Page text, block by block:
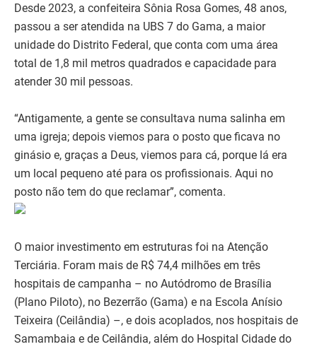
Desde 2023, a confeiteira Sônia Rosa Gomes, 48 anos,
passou a ser atendida na UBS 7 do Gama, a maior
unidade do Distrito Federal, que conta com uma área
total de 1,8 mil metros quadrados e capacidade para
atender 30 mil pessoas.
“Antigamente, a gente se consultava numa salinha em
uma igreja; depois viemos para o posto que ficava no
ginásio e, graças a Deus, viemos para cá, porque lá era
um local pequeno até para os profissionais. Aqui no
posto não tem do que reclamar”, comenta.
O maior investimento em estruturas foi na Atenção
Terciária. Foram mais de R$ 74,4 milhões em três
hospitais de campanha – no Autódromo de Brasília
(Plano Piloto), no Bezerrão (Gama) e na Escola Anísio
Teixeira (Ceilândia) –, e dois acoplados, nos hospitais de
Samambaia e de Ceilândia, além do Hospital Cidade do